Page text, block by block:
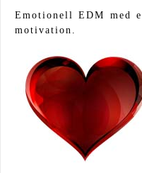
Emotionell EDM med
motivation.